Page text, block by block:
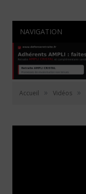
NAVIGATION
Accueil » Vidéos »